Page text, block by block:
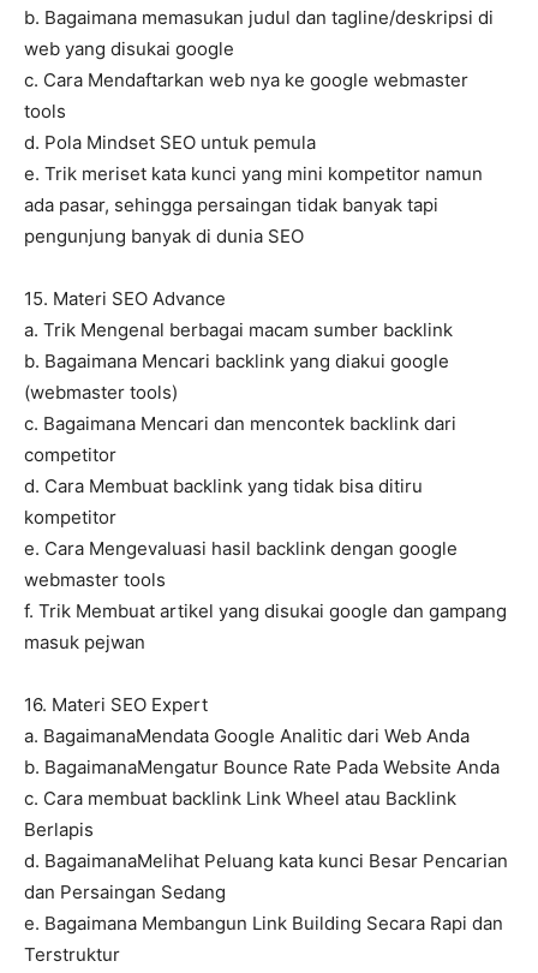
b. Bagaimana memasukan judul dan tagline/deskripsi di
web yang disukai google
c. Cara Mendaftarkan web nya ke google webmaster
tools
d. Pola Mindset SEO untuk pemula
e. Trik meriset kata kunci yang mini kompetitor namun
ada pasar, sehingga persaingan tidak banyak tapi
pengunjung banyak di dunia SEO
15. Materi SEO Advance
a. Trik Mengenal berbagai macam sumber backlink
b. Bagaimana Mencari backlink yang diakui google
(webmaster tools)
c. Bagaimana Mencari dan mencontek backlink dari
competitor
d. Cara Membuat backlink yang tidak bisa ditiru
kompetitor
e. Cara Mengevaluasi hasil backlink dengan google
webmaster tools
f. Trik Membuat artikel yang disukai google dan gampang
masuk pejwan
16. Materi SEO Expert
a. BagaimanaMendata Google Analitic dari Web Anda
b. BagaimanaMengatur Bounce Rate Pada Website Anda
c. Cara membuat backlink Link Wheel atau Backlink
Berlapis
d. BagaimanaMelihat Peluang kata kunci Besar Pencarian
dan Persaingan Sedang
e. Bagaimana Membangun Link Building Secara Rapi dan
Terstruktur